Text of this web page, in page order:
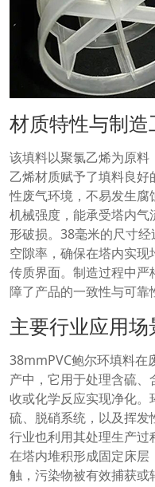
材质特性与制造
该填料以聚氯乙烯为原
乙烯材质赋予了填料良
性废气环境，不易发生
机械强度，能承受塔内
形破损。38毫米的尺寸
空隙率，确保在塔内实
传质界面。制造过程中
障了产品的一致性与可靠
主要行业应用场
38mmPVC鲍尔环填料在
产中，它用于处理含硫
收或化学反应实现净化
硫、脱硝系统，以及挥
行业也利用其处理生产
在塔内堆积形成固定床
触，污染物被有效捕获